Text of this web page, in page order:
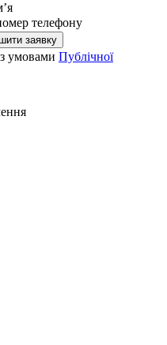
телефону
заявку
умовами Публічної